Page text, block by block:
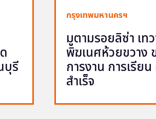
บุรี
กรุงเทพมหานครฯ
มูตามรอยลิซ่า เท
พิฆเนศห้วยขวาง
การงาน การเรีย
สำเร็จ